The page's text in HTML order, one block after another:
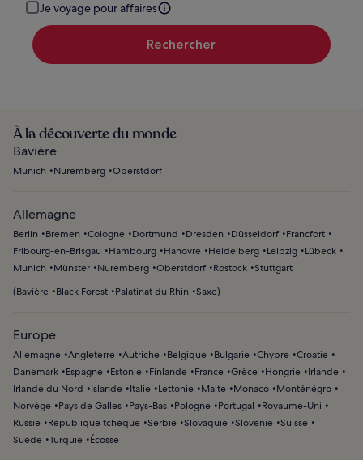
Je voyage pour affaires
Rechercher
À la découverte du monde
Bavière
Munich Nuremberg Oberstdorf
Allemagne
Berlin Bremen Cologne Dortmund Dresden Düsseldorf
Francfort
Fribourg-en-Brisgau
Hambourg Hanovre Heidelberg Leipzig
Lübeck
Munich
Münster Nuremberg Oberstdorf Rostock Stuttgart
(Bavière Black Forest Palatinat du Rhin Saxe)
Europe
Allemagne Angleterre Autriche Belgique Bulgarie Chypre Croatie
Danemark
Espagne Estonie Finlande France Grèce Hongrie
Irlande
Irlande du Nord
Islande Italie Lettonie Malte Monaco
Monténégro
Norvège
Pays de Galles Pays-Bas Pologne Portugal
Royaume-Uni
Russie
République tchèque Serbie Slovaquie Slovénie Suisse
Suède Turquie Écosse